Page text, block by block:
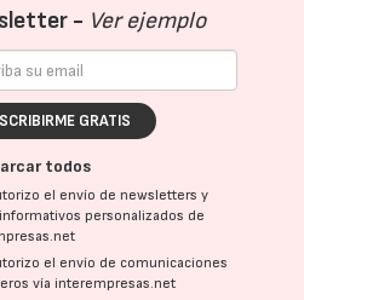
- Ver ejemplo
GRATIS
todos
el envío de newsletters y
personalizados de
el envío de comunicaciones
vía interempresas.net